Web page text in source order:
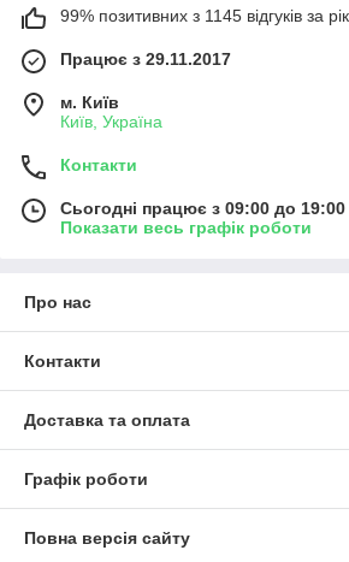
99% позитивних з 1145 відгуків за рік
Працює з 29.11.2017
м. Київ
Київ, Україна
Контакти
Сьогодні працює з 09:00 до 19:00
Показати весь графік роботи
Про нас
Контакти
Доставка та оплата
Графік роботи
Повна версія сайту